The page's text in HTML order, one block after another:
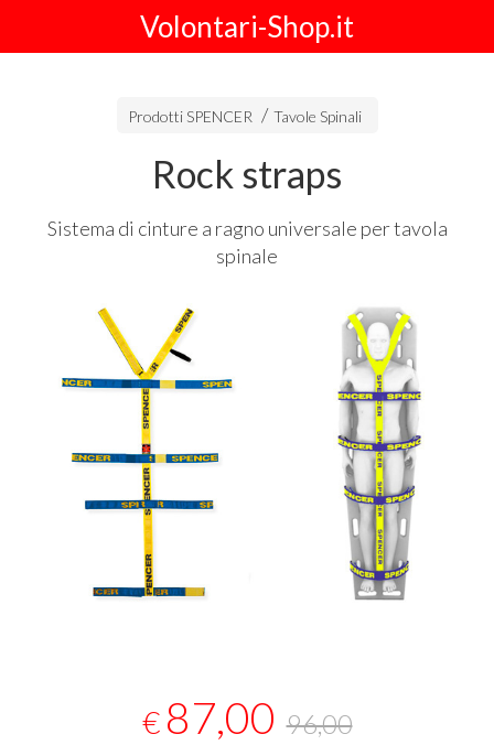
Volontari-Shop.it
Prodotti SPENCER Tavole Spinali
Rock straps
Sistema di cinture a ragno universale per tavola
spinale
€ 87,00 96,00